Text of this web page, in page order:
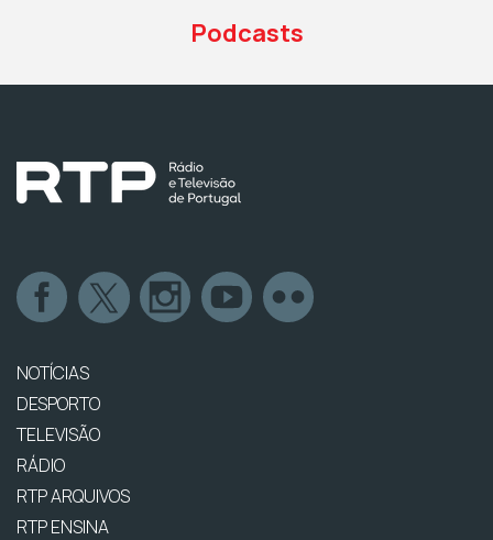
Podcasts
NOTÍCIAS
DESPORTO
TELEVISÃO
RÁDIO
RTP ARQUIVOS
RTP ENSINA